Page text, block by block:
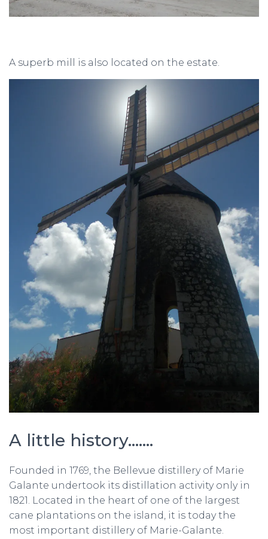
A superb mill is also located on the estate.
A little history…….
Founded in 1769, the Bellevue distillery of Marie
Galante undertook its distillation activity only in
1821. Located in the heart of one of the largest
cane plantations on the island, it is today the
most important distillery of Marie-Galante.